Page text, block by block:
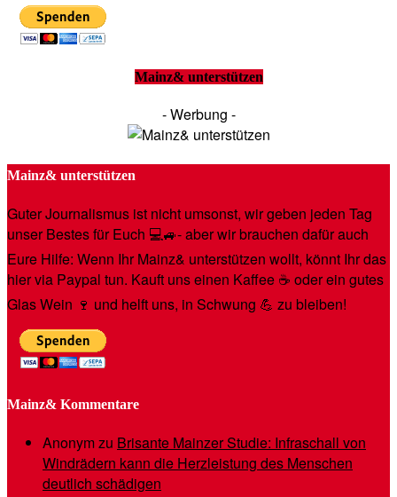
Mainz& unterstützen
- Werbung -
Mainz& unterstützen
Guter Journalismus ist nicht umsonst, wir geben jeden Tag
unser Bestes für Euch 💻🚙- aber wir brauchen dafür auch
Eure Hilfe: Wenn Ihr Mainz& unterstützen wollt, könnt Ihr das
hier via Paypal tun. Kauft uns einen Kaffee ☕️ oder ein gutes
Glas Wein 🍷 und helft uns, in Schwung 💪 zu bleiben!
Mainz& Kommentare
Anonymzu Brisante Mainzer Studie: Infraschall von
Windrädern kann die Herzleistung des Menschen
deutlich schädigen